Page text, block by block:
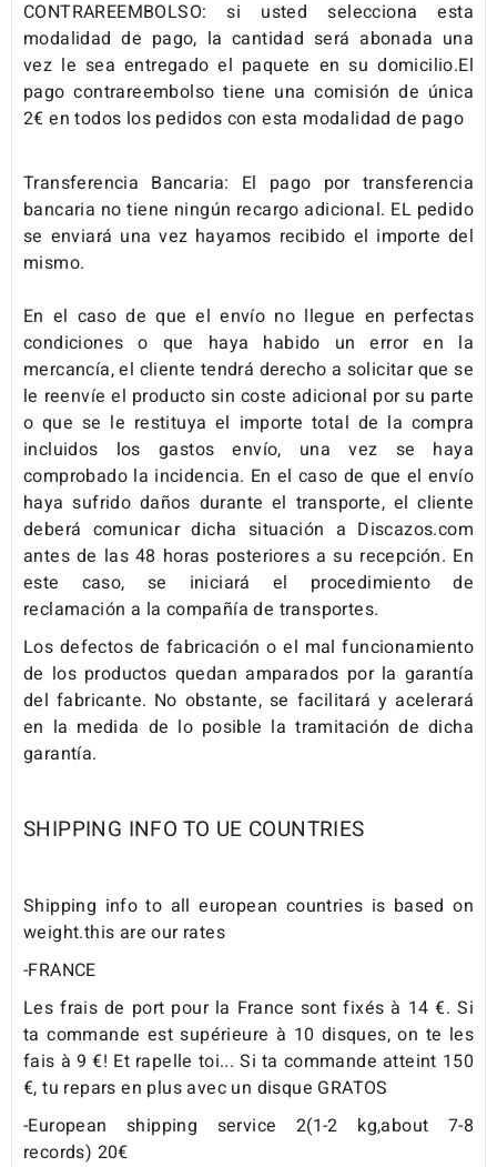
CONTRAREEMBOLSO: si usted selecciona esta
modalidad de pago, la cantidad será abonada una
vez le sea entregado el paquete en su domicilio.El
pago contrareembolso tiene una comisión de única
2€ en todos los pedidos con esta modalidad de pago
Transferencia Bancaria: El pago por transferencia
bancaria no tiene ningún recargo adicional. EL pedido
se enviará una vez hayamos recibido el importe del
mismo.
En el caso de que el envío no llegue en perfectas
condiciones o que haya habido un error en la
mercancía, el cliente tendrá derecho a solicitar que se
le reenvíe el producto sin coste adicional por su parte
o que se le restituya el importe total de la compra
incluidos los gastos envío, una vez se haya
comprobado la incidencia. En el caso de que el envío
haya sufrido daños durante el transporte, el cliente
deberá comunicar dicha situación a Discazos.com
antes de las 48 horas posteriores a su recepción. En
este caso, se iniciará el procedimiento de
reclamación a la compañía de transportes.
Los defectos de fabricación o el mal funcionamiento
de los productos quedan amparados por la garantía
del fabricante. No obstante, se facilitará y acelerará
en la medida de lo posible la tramitación de dicha
garantía.
SHIPPING INFO TO UE COUNTRIES
Shipping info to all european countries is based on
weight.this are our rates
-FRANCE
Les frais de port pour la France sont fixés à 14 €. Si
ta commande est supérieure à 10 disques, on te les
fais à 9 €! Et rapelle toi... Si ta commande atteint 150
€, tu repars en plus avec un disque GRATOS
-European shipping service 2(1-2 kg,about 7-8
records) 20€